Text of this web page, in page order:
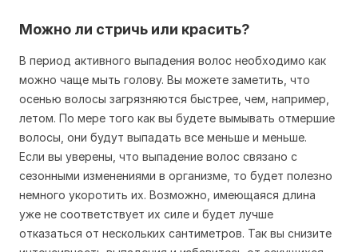
Можно ли стричь или красить?
В период активного выпадения волос необходимо как
можно чаще мыть голову. Вы можете заметить, что
осенью волосы загрязняются быстрее, чем, например,
летом. По мере того как вы будете вымывать отмершие
волосы, они будут выпадать все меньше и меньше.
Если вы уверены, что выпадение волос связано с
сезонными изменениями в организме, то будет полезно
немного укоротить их. Возможно, имеющаяся длина
уже не соответствует их силе и будет лучше
отказаться от нескольких сантиметров. Так вы снизите